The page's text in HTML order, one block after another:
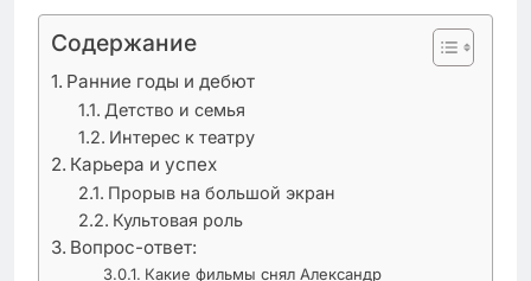
Содержание
Ранние годы и дебют
Детство и семья
Интерес к театру
Карьера и успех
Прорыв на большой экран
Культовая роль
Вопрос-ответ:
Какие фильмы снял Александр